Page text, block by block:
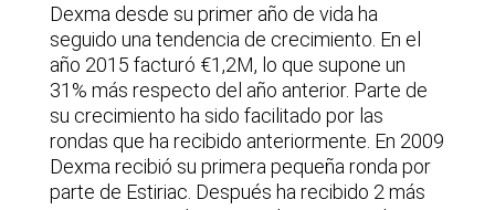
Dexma desde su primer año de vida ha
seguido una tendencia de crecimiento. En el
año 2015 facturó €1,2M, lo que supone un
31% más respecto del año anterior. Parte de
su crecimiento ha sido facilitado por las
rondas que ha recibido anteriormente. En 2009
Dexma recibió su primera pequeña ronda por
parte de Estiriac. Después ha recibido 2 más